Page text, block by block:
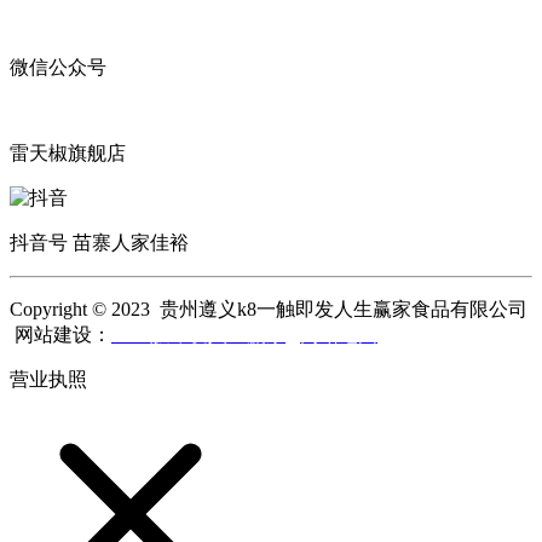
微信公众号
雷天椒旗舰店
抖音号 苗寨人家佳裕
Copyright © 2023 贵州遵义k8一触即发人生赢家食品有限公司
网站建设：
营业执照